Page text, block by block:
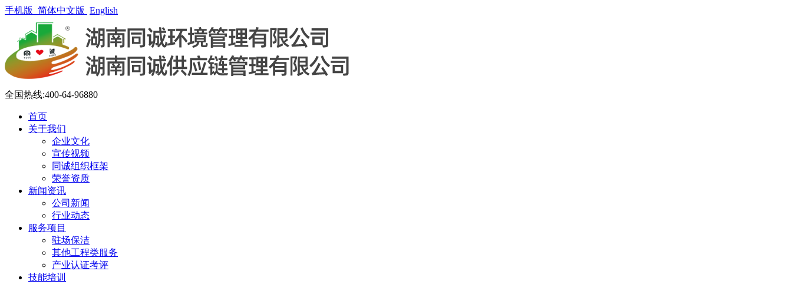
手机版 简体中文版 English
全国热线:400-64-96880
首页
关于我们
企业文化
宣传视频
同诚组织框架
荣誉资质
新闻资讯
公司新闻
行业动态
服务项目
驻场保洁
其他工程类服务
产业认证考评
技能培训